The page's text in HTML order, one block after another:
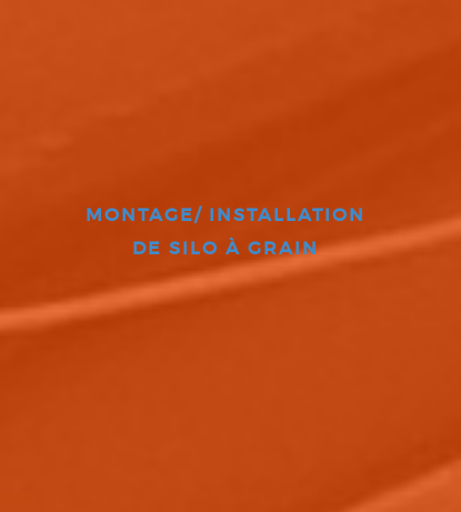
MONTAGE/ INSTALLATION
DE SILO À GRAIN